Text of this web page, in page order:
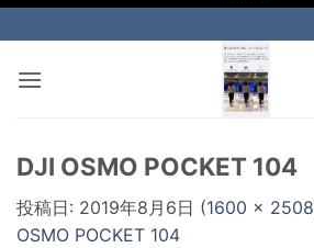
to
content
DJI OSMO POCKET 104
投稿日: 2019年8月6日 (1600 × 2508
OSMO POCKET 104